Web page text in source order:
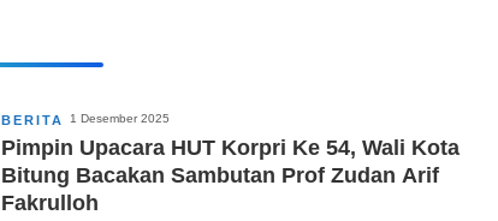
BERITA 1 Desember 2025
Pimpin Upacara HUT Korpri Ke 54, Wali Kota
Bitung Bacakan Sambutan Prof Zudan Arif
Fakrulloh